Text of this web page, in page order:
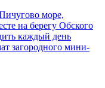
море,
на берегу Обского
каждый день
загородного мини-